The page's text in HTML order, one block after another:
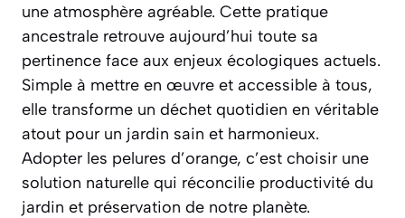
une atmosphère agréable. Cette pratique
ancestrale retrouve aujourd’hui toute sa
pertinence face aux enjeux écologiques actuels.
Simple à mettre en œuvre et accessible à tous,
elle transforme un déchet quotidien en véritable
atout pour un jardin sain et harmonieux.
Adopter les pelures d’orange, c’est choisir une
solution naturelle qui réconcilie productivité du
jardin et préservation de notre planète.